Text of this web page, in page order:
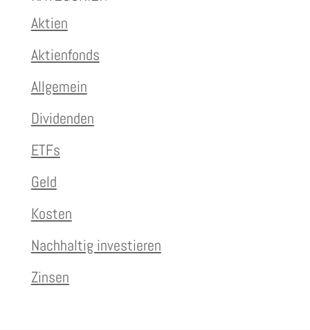
Aktien
Aktienfonds
Allgemein
Dividenden
ETFs
Geld
Kosten
Nachhaltig investieren
Zinsen